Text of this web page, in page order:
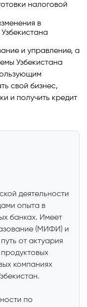
налоговой
в
и управление, а
Узбекистана
свой бизнес,
и получить кредит
деятельности
опыта в
банках. Имеет
(МИФИ) и
от актуария
компаниях
по